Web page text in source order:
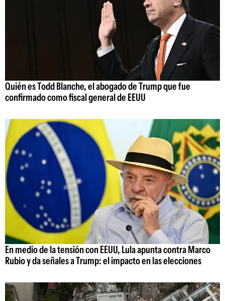
Quién es Todd Blanche, el abogado de Trump que fue
confirmado como fiscal general de EEUU
En medio de la tensión con EEUU, Lula apunta contra Marco
Rubio y da señales a Trump: el impacto en las elecciones